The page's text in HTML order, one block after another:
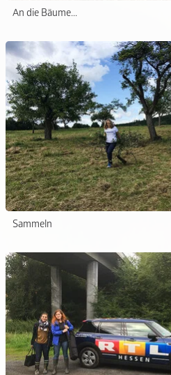
An die Bäume...
Sammeln